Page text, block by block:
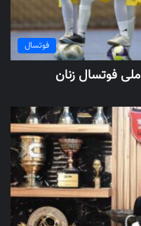
فوتسال
فوتسال زنان